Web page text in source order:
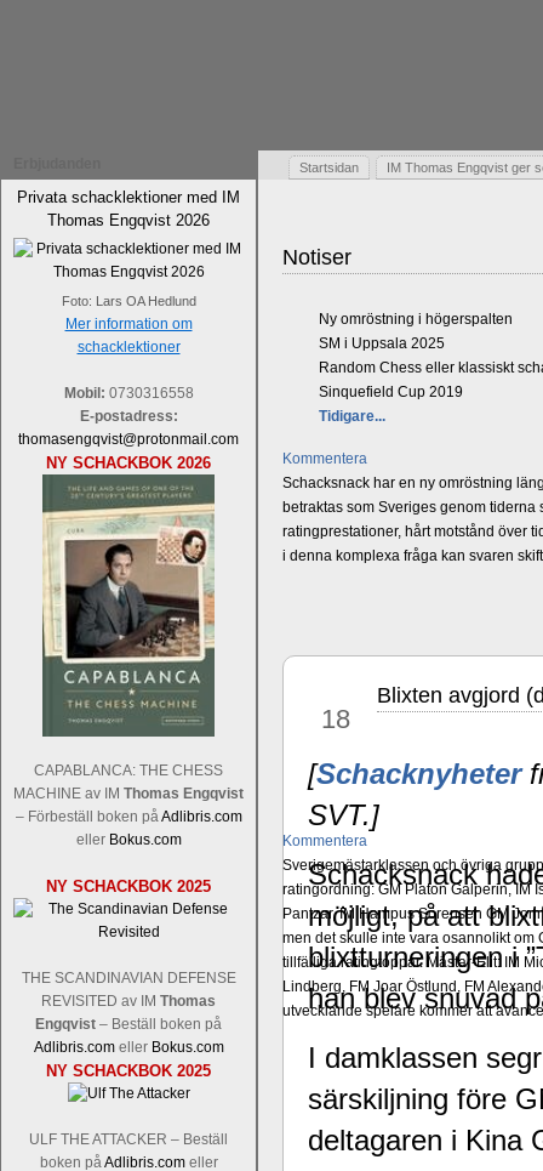
Privata schacklektioner med IM
Thomas Engqvist 2026
Foto: Lars OA Hedlund
Mer information om
schacklektioner
Mobil: 0730316558
E-postadress:
thomasengqvist@protonmail.com
NY SCHACKBOK 2026
CAPABLANCA: THE CHESS
MACHINE av IM Thomas Engqvist
– Förbeställ boken påAdlibris.com
eller Bokus.com
NY SCHACKBOK 2025
THE SCANDINAVIAN DEFENSE
REVISITED av IM Thomas
Engqvist – Beställ boken på
Adlibris.comeller Bokus.com
NY SCHACKBOK 2025
ULF THE ATTACKER – Beställ
boken påAdlibris.comeller
Startsidan IM Thomas Engqvist ger
Notiser
Ny omröstning i högerspalten
SM i Uppsala 2025
Random Chess eller klassiskt
Sinquefield Cup 2019
Tidigare...
Kommentera
Schacksnack har en ny omröstning
betraktas som Sveriges genom
ratingprestationer, hårt motstånd över
i denna komplexa fråga kan svaren
Kommentera
Sverigemästarklassen och övriga
ratingordning: GM Platon Galperin, IM
Pantzar, IM Hampus Sörensen GM
men det skulle inte vara osannolikt om
tillfälliga ratingtoppar. Mästar-Elit: IM
Lindberg, FM Joar Östlund, FM
utvecklande spelare kommer att
18
Blixten avgjord
[Schacknyheter
SVT.]
Schacksnack
möjligt, på att
blixtturneringen i
han blev snuvad
I damklassen
särskiljning före
deltagaren i Kina